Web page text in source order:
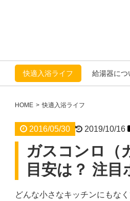
快適入浴ライフ 給湯器につ
HOME 快適入浴ライフ
2016/05/30 2019/10/16
ガスコンロ（
目安は？ 注目
どんな小さなキッチンにもな